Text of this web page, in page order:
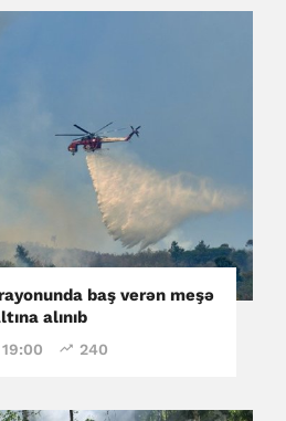
baş verən meşə
alınıb
240